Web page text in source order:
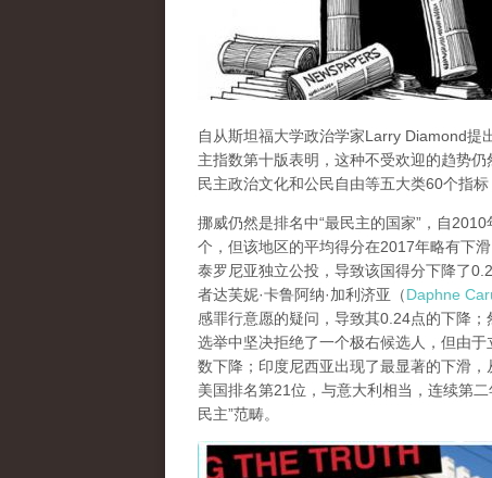
自从斯坦福大学政治学家Larry Diamond提
主指数第十版表明，这种不受欢迎的趋势
民主政治文化和公民自由等五大类60个指标
挪威仍然是排名中“最民主的国家”，自
个，但该地区的平均得分在2017年略有下
泰罗尼亚独立公投，导致该国得分下降了
者达芙妮·卡鲁阿纳·加利济亚（Daphne
感罪行意愿的疑问，导致其0.24点的下降
选举中坚决拒绝了一个极右候选人，但由
数下降；印度尼西亚出现了最显著的下滑，
美国排名第21位，与意大利相当，连续第
民主”范畴。